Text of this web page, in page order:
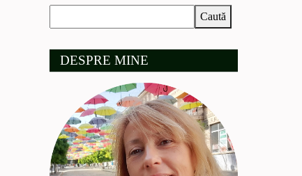
Caută
DESPRE MINE